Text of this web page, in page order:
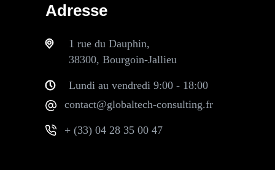
Adresse
1 rue du Dauphin,
38300, Bourgoin-Jallieu
Lundi au vendredi 9:00 - 18:00
contact@globaltech-consulting.fr
+ (33) 04 28 35 00 47